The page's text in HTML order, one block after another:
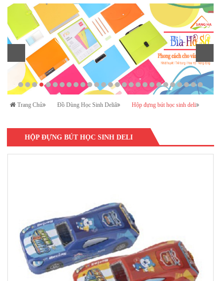
Trang Chủ Đồ Dùng Học Sinh Deliâ Hộp đựng bút học sinh deli
HỘP ĐỰNG BÚT HỌC SINH DELI